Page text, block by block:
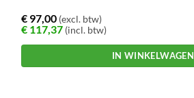
€ 97,00 (excl. btw)
€ 117,37 (incl. btw)
IN WINKELWAGEN